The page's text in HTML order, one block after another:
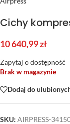
Cichy
10 640,99zł
Zapytaj o dostępność
Brak w magazynie
Dodaj do
SKU: AIRPRESS-